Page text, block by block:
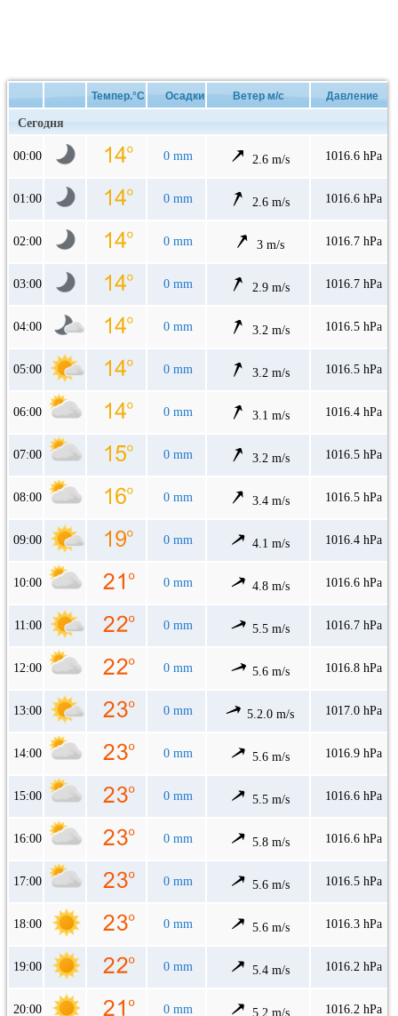
Темпер.°C Осадки Ветер м/с Давление
Сегодня
00:00 0 mm 2.6 m/s 1016.6 hPa
01:00 0 mm 2.6 m/s 1016.6 hPa
02:00 0 mm 3 m/s 1016.7 hPa
03:00 0 mm 2.9 m/s 1016.7 hPa
04:00 0 mm 3.2 m/s 1016.5 hPa
05:00 0 mm 3.2 m/s 1016.5 hPa
06:00 0 mm 3.1 m/s 1016.4 hPa
07:00 0 mm 3.2 m/s 1016.5 hPa
08:00 0 mm 3.4 m/s 1016.5 hPa
09:00 0 mm 4.1 m/s 1016.4 hPa
10:00 0 mm 4.8 m/s 1016.6 hPa
11:00 0 mm 5.5 m/s 1016.7 hPa
12:00 0 mm 5.6 m/s 1016.8 hPa
13:00 0 mm 5.2.0 m/s 1017.0 hPa
14:00 0 mm 5.6 m/s 1016.9 hPa
15:00 0 mm 5.5 m/s 1016.6 hPa
16:00 0 mm 5.8 m/s 1016.6 hPa
17:00 0 mm 5.6 m/s 1016.5 hPa
18:00 0 mm 5.6 m/s 1016.3 hPa
19:00 0 mm 5.4 m/s 1016.2 hPa
20:00 0 mm 5.2 m/s 1016.2 hPa